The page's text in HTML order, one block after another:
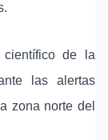
de la
las alertas
zona norte del